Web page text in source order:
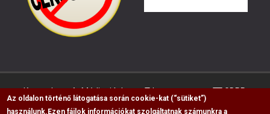
Kapcsolat Médiaajánlat Impresszum GDPR
Az oldalon történő látogatása során cookie-kat (“sütiket”)
használunk. Ezen fájlok információkat szolgáltatnak számunkra a